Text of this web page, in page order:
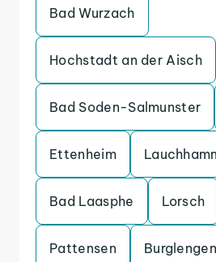
Bad Wurzach
Hochstadt an der Aisch
Bad Soden-Salmunster
Ettenheim
Bad Laasphe Lorsch
Pattensen